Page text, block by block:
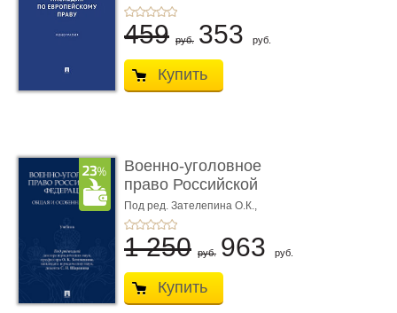
459 руб. 353 руб.
Купить
Военно-уголовное
право Российской
Федерации. � ...
Под ред. Зателепина О.К.,
Шарапова С.Н.
1 250 руб. 963 руб.
Купить